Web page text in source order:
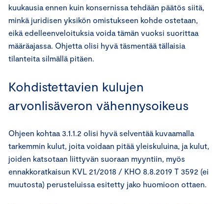
kuukausia ennen kuin konsernissa tehdään päätös siitä,
minkä juridisen yksikön omistukseen kohde ostetaan,
eikä edelleenveloituksia voida tämän vuoksi suorittaa
määräajassa. Ohjetta olisi hyvä täsmentää tällaisia
tilanteita silmällä pitäen.
Kohdistettavien kulujen
arvonlisäveron vähennysoikeus
Ohjeen kohtaa 3.1.1.2 olisi hyvä selventää kuvaamalla
tarkemmin kulut, joita voidaan pitää yleiskuluina, ja kulut,
joiden katsotaan liittyvän suoraan myyntiin, myös
ennakkoratkaisun KVL 21/2018 / KHO 8.8.2019 T 3592 (ei
muutosta) perusteluissa esitetty jako huomioon ottaen.